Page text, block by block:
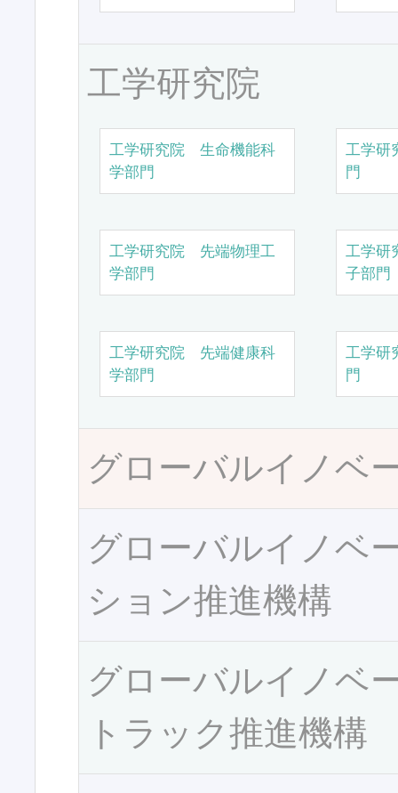
工学研究院
工学研究院 生命機能科
学部門
工学研
門
工学研究院 先端物理工
学部門
工学研
子部門
工学研究院 先端健康科
学部門
工学研
門
グローバルイノベ
グローバルイノベ
ション推進機構
グローバルイノベ
トラック推進機構